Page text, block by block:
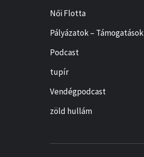
Női Flotta
Pályázatok – Támogatások
Podcast
tupír
Vendégpodcast
zöld hullám